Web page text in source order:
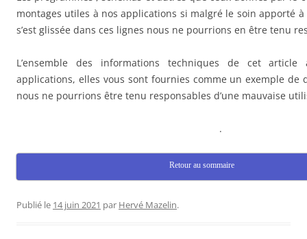
montages utiles à nos applications si malgré le soin apporté
s’est glissée dans ces lignes nous ne pourrions en être tenu
L’ensemble des informations techniques de cet
applications, elles vous sont fournies comme un exemple de
nous ne pourrions être tenu responsables d’une mauvaise
.
Retour au sommaire
Publié le 14 juin 2021 par Hervé Mazelin.